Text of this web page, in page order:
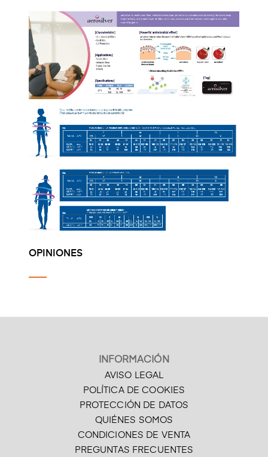
OPINIONES
INFORMACIÓN
AVISO LEGAL
POLÍTICA DE COOKIES
PROTECCIÓN DE DATOS
QUIÉNES SOMOS
CONDICIONES DE VENTA
PREGUNTAS FRECUENTES